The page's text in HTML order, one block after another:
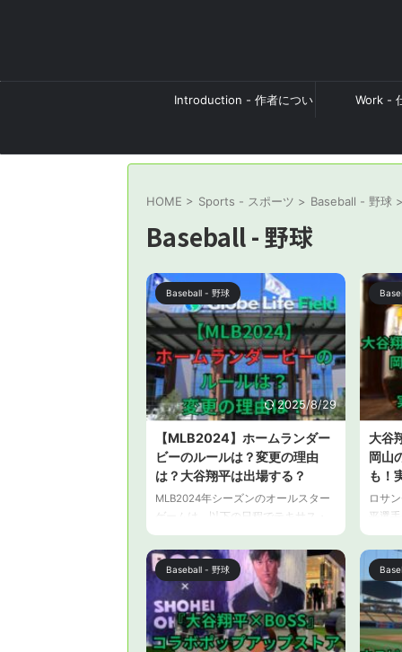
Introduction - 作者につい Work -
HOME > Sports - スポーツ > Baseball - 野球 >
Baseball - 野球
Baseball - 野球
2025/8/29
【MLB2024】ホームランダー
ビーのルールは？変更の理由
は？大谷翔平は出場する？
MLB2024年シーズンのオールスター
ゲームは、以下の日程でテキサス・
レンジャースの本拠地、テキサス州
アーリントンのグローブ・ライフ・
フィールドで開催されます。 日本の
プロ野球のオールスターは2試合、別
の球場で開催されますが、MLB で
は、オールスターウィークとして、
数々のイベントが開催されます。数
大谷
岡山
も！
ロサ
平選
誕生
レー
報道
ゼン
だっ
ウイ
メン
Baseball - 野球